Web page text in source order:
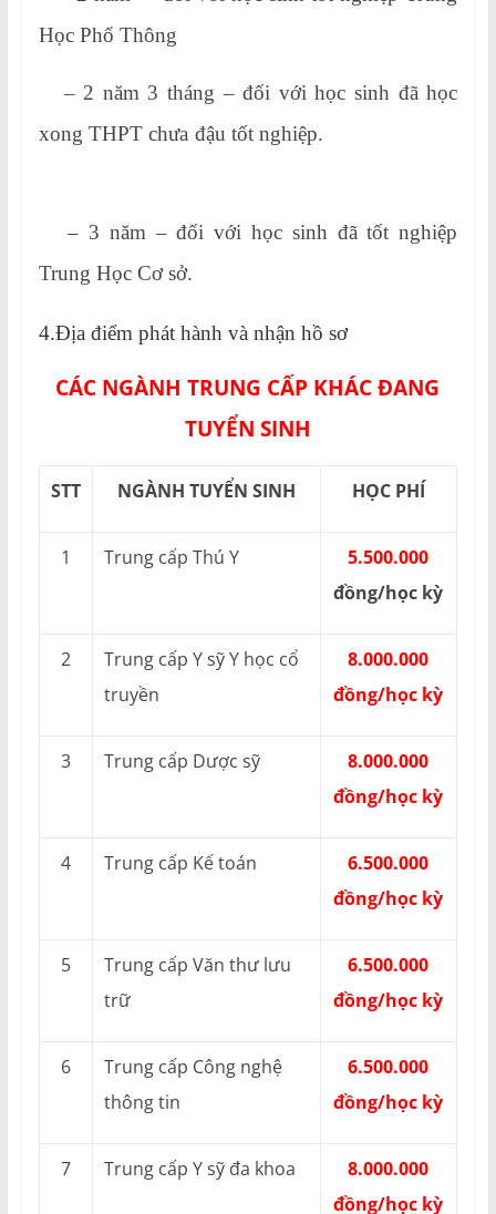
Học Phổ Thông
– 2 năm 3 tháng – đối với học sinh đã học
xong THPT chưa đậu tốt nghiệp.
– 3 năm – đối với học sinh đã tốt nghiệp
Trung Học Cơ sở.
4.Địa điểm phát hành và nhận hồ sơ
CÁC NGÀNH TRUNG CẤP KHÁC ĐANG
TUYỂN SINH
STT NGÀNH TUYỂN SINH HỌC PHÍ
1 Trung cấp Thú Y
5.500.000
đồng/học kỳ
2
Trung cấp Y sỹ Y học cổ
truyền
8.000.000
đồng/học kỳ
3 Trung cấp Dược sỹ
8.000.000
đồng/học kỳ
4 Trung cấp Kế toán
6.500.000
đồng/học kỳ
5
Trung cấp Văn thư lưu
trữ
6.500.000
đồng/học kỳ
6
Trung cấp Công nghệ
thông tin
6.500.000
đồng/học kỳ
7 Trung cấp Y sỹ đa khoa
8.000.000
đồng/học kỳ